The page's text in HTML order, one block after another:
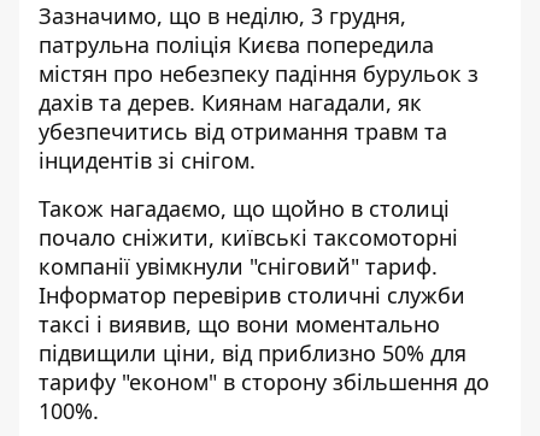
Зазначимо, що в неділю, 3 грудня,
патрульна поліція Києва попередила
містян про небезпеку падіння бурульок з
дахів та дерев. Киянам нагадали, як
убезпечитись від отримання травм та
інцидентів зі снігом.
Також нагадаємо, що щойно в столиці
почало сніжити, київські таксомоторні
компанії увімкнули "сніговий" тариф.
Інформатор перевірив столичні служби
таксі і виявив, що вони моментально
підвищили ціни, від приблизно 50% для
тарифу "економ" в сторону збільшення до
100%.